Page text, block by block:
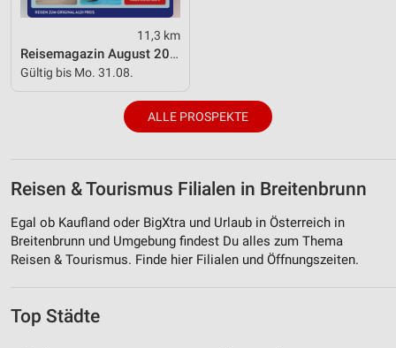
11,3 km
Reisemagazin August 2026
Gültig bis Mo. 31.08.
ALLE PROSPEKTE
Reisen & Tourismus Filialen in Breitenbrunn
Egal ob Kaufland oder BigXtra und Urlaub in Österreich in
Breitenbrunn und Umgebung findest Du alles zum Thema
Reisen & Tourismus. Finde hier Filialen und Öffnungszeiten.
Top Städte
Verwendung von Profilen zur Auswahl
personalisierter Werbung
Erstellung von Profilen zur Personalisierung
von Inhalten
Verwendung von Profilen zur Auswahl
personalisierter Inhalte
Analyse von Zielgruppen durch Statistiken oder
Kombinationen von Daten aus verschiedenen
Entwicklung und Verbesserung der Angebote